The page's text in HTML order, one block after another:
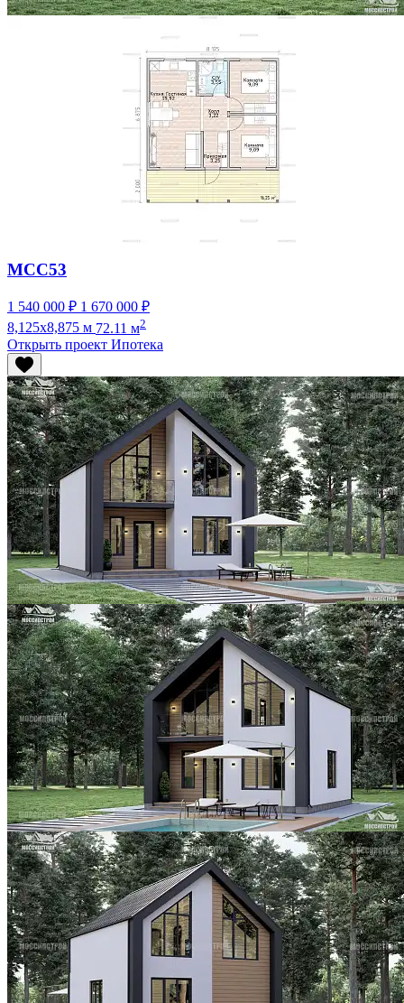
МСС53
1 540 000 ₽ 1 670 000 ₽
8,125x8,875 м 72.11 м2
Открыть проект Ипотека